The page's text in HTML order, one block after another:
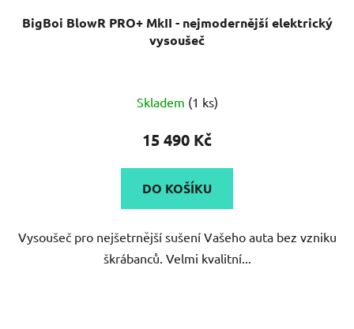
BigBoi BlowR PRO+ MkII - nejmodernější elektrický
vysoušeč
Skladem (1 ks)
15 490 Kč
DO KOŠÍKU
Vysoušeč pro nejšetrnější sušení Vašeho auta bez vzniku
škrábanců. Velmi kvalitní...